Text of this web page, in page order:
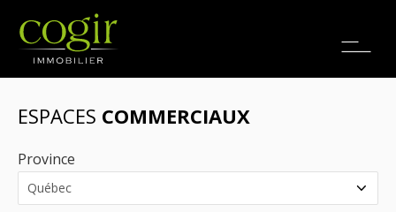
Emplois
ESPACES COMMERCIAUX
Province